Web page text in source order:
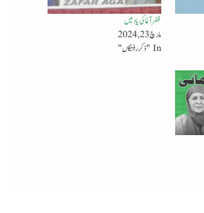
ظفرآغا کی یاد میں
مارچ 23, 2024
In "ذکر رفتگاں"